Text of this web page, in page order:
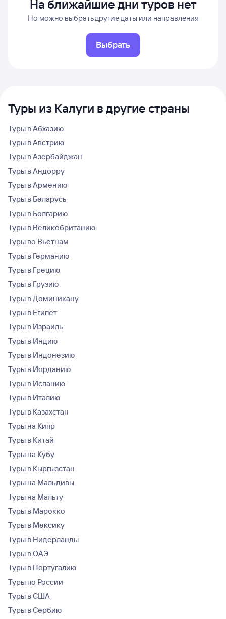
На ближайшие дни туров нет
Но можно выбрать другие даты или направления
Выбрать
Туры из Калуги в другие страны
Туры в Абхазию
Туры в Австрию
Туры в Азербайджан
Туры в Андорру
Туры в Армению
Туры в Беларусь
Туры в Болгарию
Туры в Великобританию
Туры во Вьетнам
Туры в Германию
Туры в Грецию
Туры в Грузию
Туры в Доминикану
Туры в Египет
Туры в Израиль
Туры в Индию
Туры в Индонезию
Туры в Иорданию
Туры в Испанию
Туры в Италию
Туры в Казахстан
Туры на Кипр
Туры в Китай
Туры на Кубу
Туры в Кыргызстан
Туры на Мальдивы
Туры на Мальту
Туры в Марокко
Туры в Мексику
Туры в Нидерланды
Туры в ОАЭ
Туры в Португалию
Туры по России
Туры в США
Туры в Сербию